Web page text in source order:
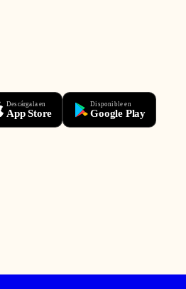
Descárgala en
App Store
Disponible en
Google Play